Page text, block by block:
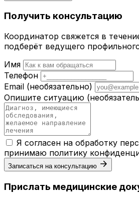
Получить консультацию
Координатор свяжется в
подберёт ведущего
Имя
Телефон
Email (необязательно)
Опишите ситуацию
Я согласен на обработку
принимаю политику
Записаться на консультацию
Прислать медицинские